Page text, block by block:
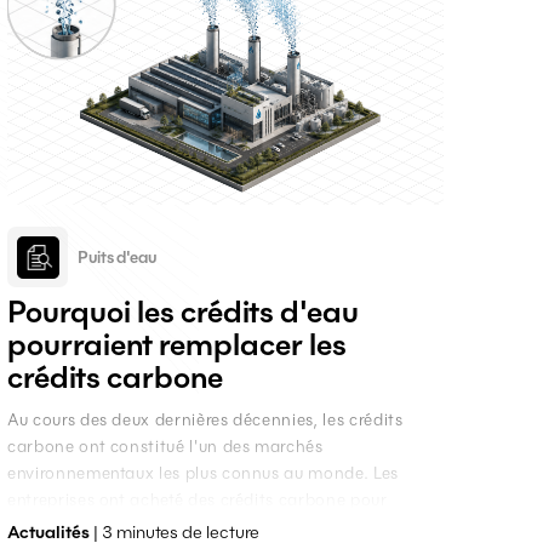
Puits d'eau
Pourquoi les crédits d'eau
pourraient remplacer les
crédits carbone
Au cours des deux dernières décennies, les crédits
carbone ont constitué l'un des marchés
environnementaux les plus connus au monde. Les
compenser leurs émissions de gaz à effet de serre,
Actualités | 3 minutes de lecture